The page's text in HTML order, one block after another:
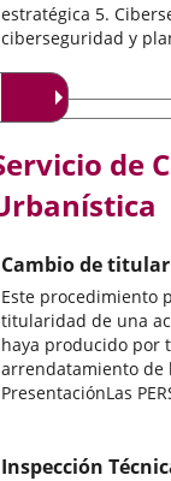
estratégica 5.
ciberseguridad y
de
Cambio de
Este procedimiento
titularidad de una
haya producido por
arrendatamiento de
PresentaciónLas
Inspección